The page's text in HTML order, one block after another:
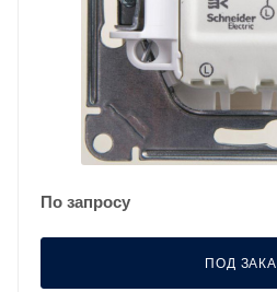
По запросу
ПОД